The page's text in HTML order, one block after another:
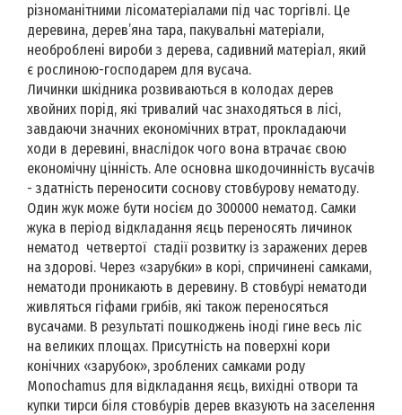
різноманітними лісоматеріалами під час торгівлі. Це
деревина, дерев’яна тара, пакувальні матеріали,
необроблені вироби з дерева, садивний матеріал, який
є рослиною-господарем для вусача.
Личинки шкідника розвиваються в колодах дерев
хвойних порід, які тривалий час знаходяться в лісі,
завдаючи значних економічних втрат, прокладаючи
ходи в деревині, внаслідок чого вона втрачає свою
економічну цінність. Але основна шкодочинність вусачів
- здатність переносити соснову стовбурову нематоду.
Один жук може бути носієм до 300000 нематод. Самки
жука в період відкладання яєць переносять личинок
нематод четвертої стадії розвитку із заражених дерев
на здорові. Через «зарубки» в корі, спричинені самками,
нематоди проникають в деревину. В стовбурі нематоди
живляться гіфами грибів, які також переносяться
вусачами. В результаті пошкоджень іноді гине весь ліс
на великих площах. Присутність на поверхні кори
конічних «зарубок», зроблених самками роду
Monochamus для відкладання яєць, вихідні отвори та
купки тирси біля стовбурів дерев вказують на заселення